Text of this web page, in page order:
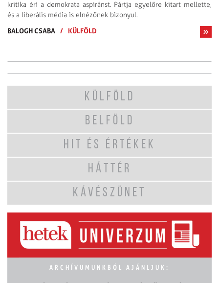
kritika éri a demokrata aspiránst. Pártja egyelőre kitart mellette,
és a liberális média is elnézőnek bizonyul.
BALOGH CSABA / KÜLFÖLD
KÜLFÖLD
BELFÖLD
HIT ÉS ÉRTÉKEK
HÁTTÉR
KÁVÉSZÜNET
ARCHÍVUMUNKBÓL AJÁNLJUK: